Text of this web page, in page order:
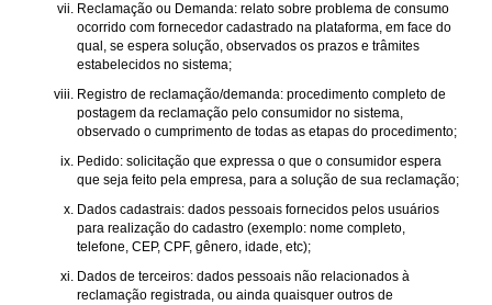
Reclamação ou Demanda: relato sobre problema de consumo
ocorrido com fornecedor cadastrado na plataforma, em face do
qual, se espera solução, observados os prazos e trâmites
estabelecidos no sistema;
Registro de reclamação/demanda: procedimento completo de
postagem da reclamação pelo consumidor no sistema,
observado o cumprimento de todas as etapas do procedimento;
Pedido: solicitação que expressa o que o consumidor espera
que seja feito pela empresa, para a solução de sua reclamação;
Dados cadastrais: dados pessoais fornecidos pelos usuários
para realização do cadastro (exemplo: nome completo,
telefone, CEP, CPF, gênero, idade, etc);
Dados de terceiros: dados pessoais não relacionados à
reclamação registrada, ou ainda quaisquer outros de